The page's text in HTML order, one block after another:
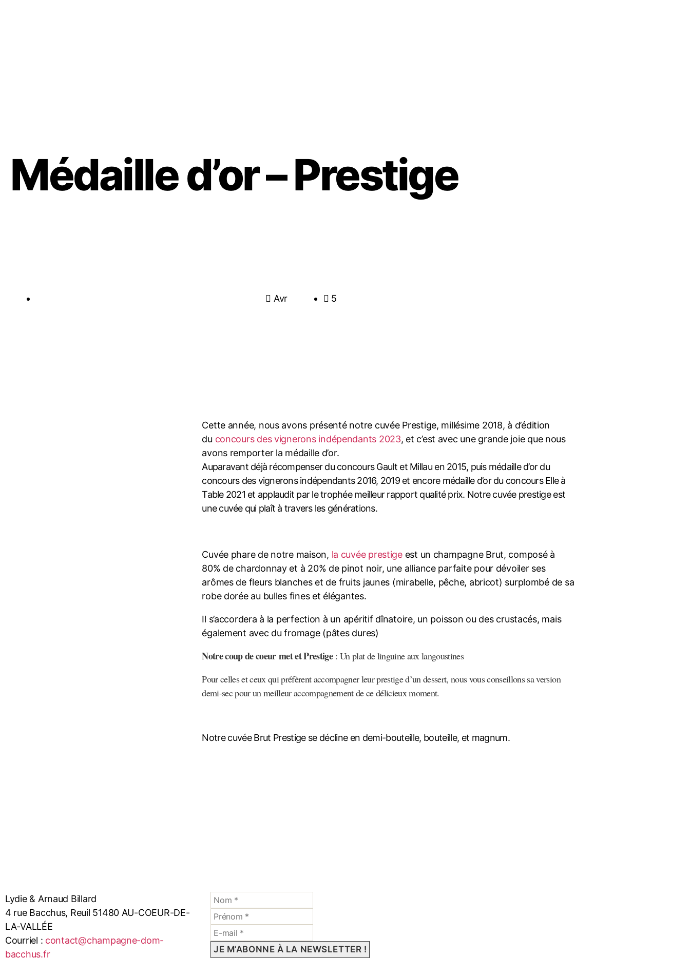
Médaille d’or – Prestige
Avr 5
Cette année, nous avons présenté notre cuvée Prestige, millésime 2018, à d’édition
du concours des vignerons indépendants 2023, et c’est avec une grande joie que nous
avons remporter la médaille d’or.
Auparavant déjà récompenser du concoursGault et Millau en 2015, puis médaille d’or du
concours des vignerons indépendants 2016, 2019 et encore médaille d’or du concours Elle à
Table 2021 et applaudit par le trophée meilleur rapport qualité prix. Notre cuvée prestige est
une cuvée qui plaît à travers les générations.
Cuvée phare de notre maison, la cuvée prestigeest un champagne Brut, composé à
80% de chardonnay et à 20% de pinot noir, une alliance parfaite pour dévoiler ses
arômes de fleurs blanches et de fruits jaunes (mirabelle, pêche, abricot) surplombé de sa
robe dorée au bulles fines et élégantes.
Il s’accordera à la perfection à un apéritif dînatoire, un poisson ou des crustacés, mais
également avec du fromage (pâtes dures)
Notre coup de coeur met et Prestige: Un plat de linguine aux langoustines
Pour celles et ceux qui préfèrent accompagner leur prestige d’un dessert, nous vous conseillons sa version
demi-sec pour un meilleur accompagnement de ce délicieux moment.
Notre cuvée Brut Prestige se décline en demi-bouteille, bouteille, et magnum.
Lydie & Arnaud Billard
4 rue Bacchus, Reuil 51480 AU-COEUR-DE-
LA-VALLÉE
Courriel : contact@champagne-dom-
bacchus.fr